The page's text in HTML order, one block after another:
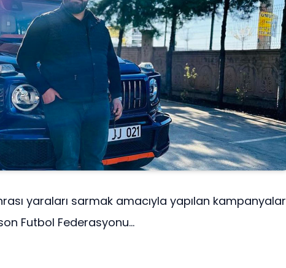
yaraları sarmak amacıyla yapılan kampanyalar
Futbol Federasyonu...